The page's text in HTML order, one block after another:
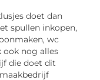
doet dan
spullen inkopen,
wc
ook nog alles
die doet dit